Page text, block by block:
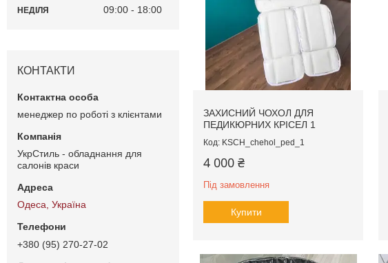
ЗАХИСНИЙ ЧОХОЛ ДЛЯ
ПЕДИКЮРНИХ КРІСЕЛ 1
KSCH_chehol_ped_1
4 000 ₴
Під замовлення
Купити
НЕДІЛЯ 09:00 18:00
КОНТАКТИ
менеджер по роботі з клієнтами
УкрСтиль - обладнання для
салонів краси
Одеса, Україна
+380 (95) 270-27-02